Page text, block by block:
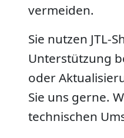
vermeiden.
Sie nutzen JTL-
Unterstützung
oder
Sie uns gerne.
technischen